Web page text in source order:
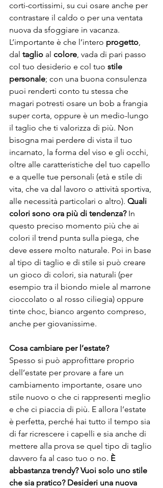
corti-cortissimi, su cui osare anche per
contrastare il caldo o per una ventata
nuova da sfoggiare in vacanza.
L’importante è che l’intero progetto,
dal taglio al colore, vada di pari passo
col tuo desiderio e col tuo stile
personale; con una buona consulenza
puoi renderti conto tu stessa che
magari potresti osare un bob a frangia
super corta, oppure è un medio-lungo
il taglio che ti valorizza di più. Non
bisogna mai perdere di vista il tuo
incarnato, la forma del viso e gli occhi,
oltre alle caratteristiche del tuo capello
e a quelle tue personali (età e stile di
vita, che va dal lavoro o attività sportiva,
alle necessità particolari o altro). Quali
colori sono ora più di tendenza? In
questo preciso momento più che ai
colori il trend punta sulla piega, che
deve essere molto naturale. Poi in base
al tipo di taglio e di stile si può creare
un gioco di colori, sia naturali (per
esempio tra il biondo miele al marrone
cioccolato o al rosso ciliegia) oppure
tinte choc, bianco argento compreso,
anche per giovanissime.
Cosa cambiare per l’estate?
Spesso si può approfittare proprio
dell’estate per provare a fare un
cambiamento importante, osare uno
stile nuovo o che ci rappresenti meglio
e che ci piaccia di più. E allora l’estate
è perfetta, perché hai tutto il tempo sia
di far ricrescere i capelli e sia anche di
mettere alla prova se quel tipo di taglio
davvero fa al caso tuo o no. È
abbastanza trendy? Vuoi solo uno stile
che sia pratico? Desideri una nuova